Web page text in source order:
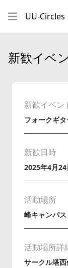
UU-Circles
新歓イベ
新歓イベン
フォークギ
新歓日時
2025年4月
活動場所
峰キャンパス
活動場所詳
サークル塔